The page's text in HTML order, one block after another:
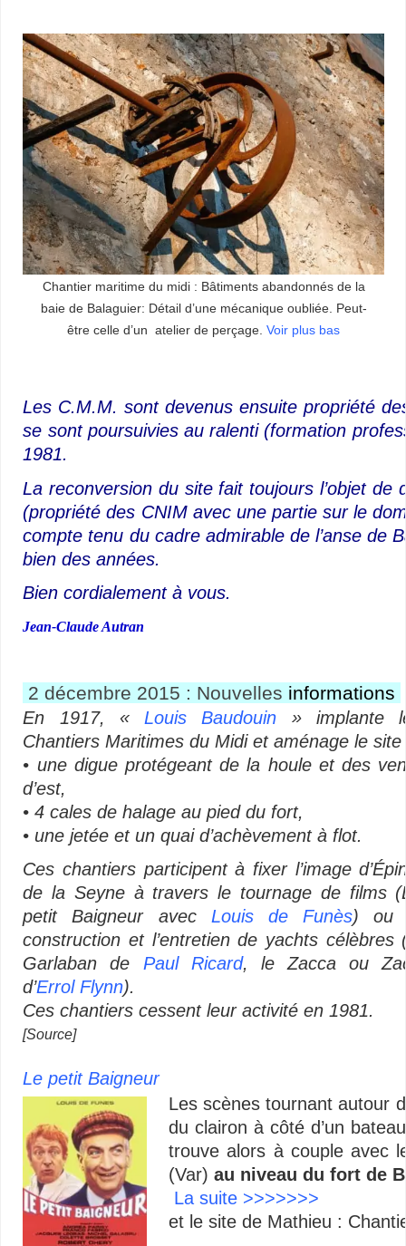
Chantier maritime du midi : Bâtiments abandonnés de la
baie de Balaguier: Détail d’une mécanique oubliée. Peut-
être celle d’un atelier de perçage.Voir plus bas
Les C.M.M. sont devenus ensuite propriété
se sont poursuivies au ralenti (formation
1981.
La reconversion du site fait toujours l’objet
(propriété des CNIM avec une partie sur le
compte tenu du cadre admirable de l’anse de
bien des années.
Bien cordialement à vous.
Jean-Claude Autran
2 décembre 2015 : Nouvelles informations
En 1917, « Louis Baudouin » implante
Chantiers Maritimes du Midi et aménage le site
• une digue protégeant de la houle et des
d’est,
• 4 cales de halage au pied du fort,
• une jetée et un quai d’achèvement à flot.
Ces chantiers participent à fixer l’image
de la Seyne à travers le tournage de films
petit Baigneur avec Louis de Funès) ou
construction et l’entretien de yachts célèbres
Garlaban de Paul Ricard, le Zacca ou
d’Errol Flynn).
Ces chantiers cessent leur activité en 1981.
[Source]
Le petit Baigneur
Les scènes tournant autour
du clairon à côté d’un
trouve alors à couple avec
(Var)au niveau du fort de
La suite >>>>>>>
et le site de Mathieu :